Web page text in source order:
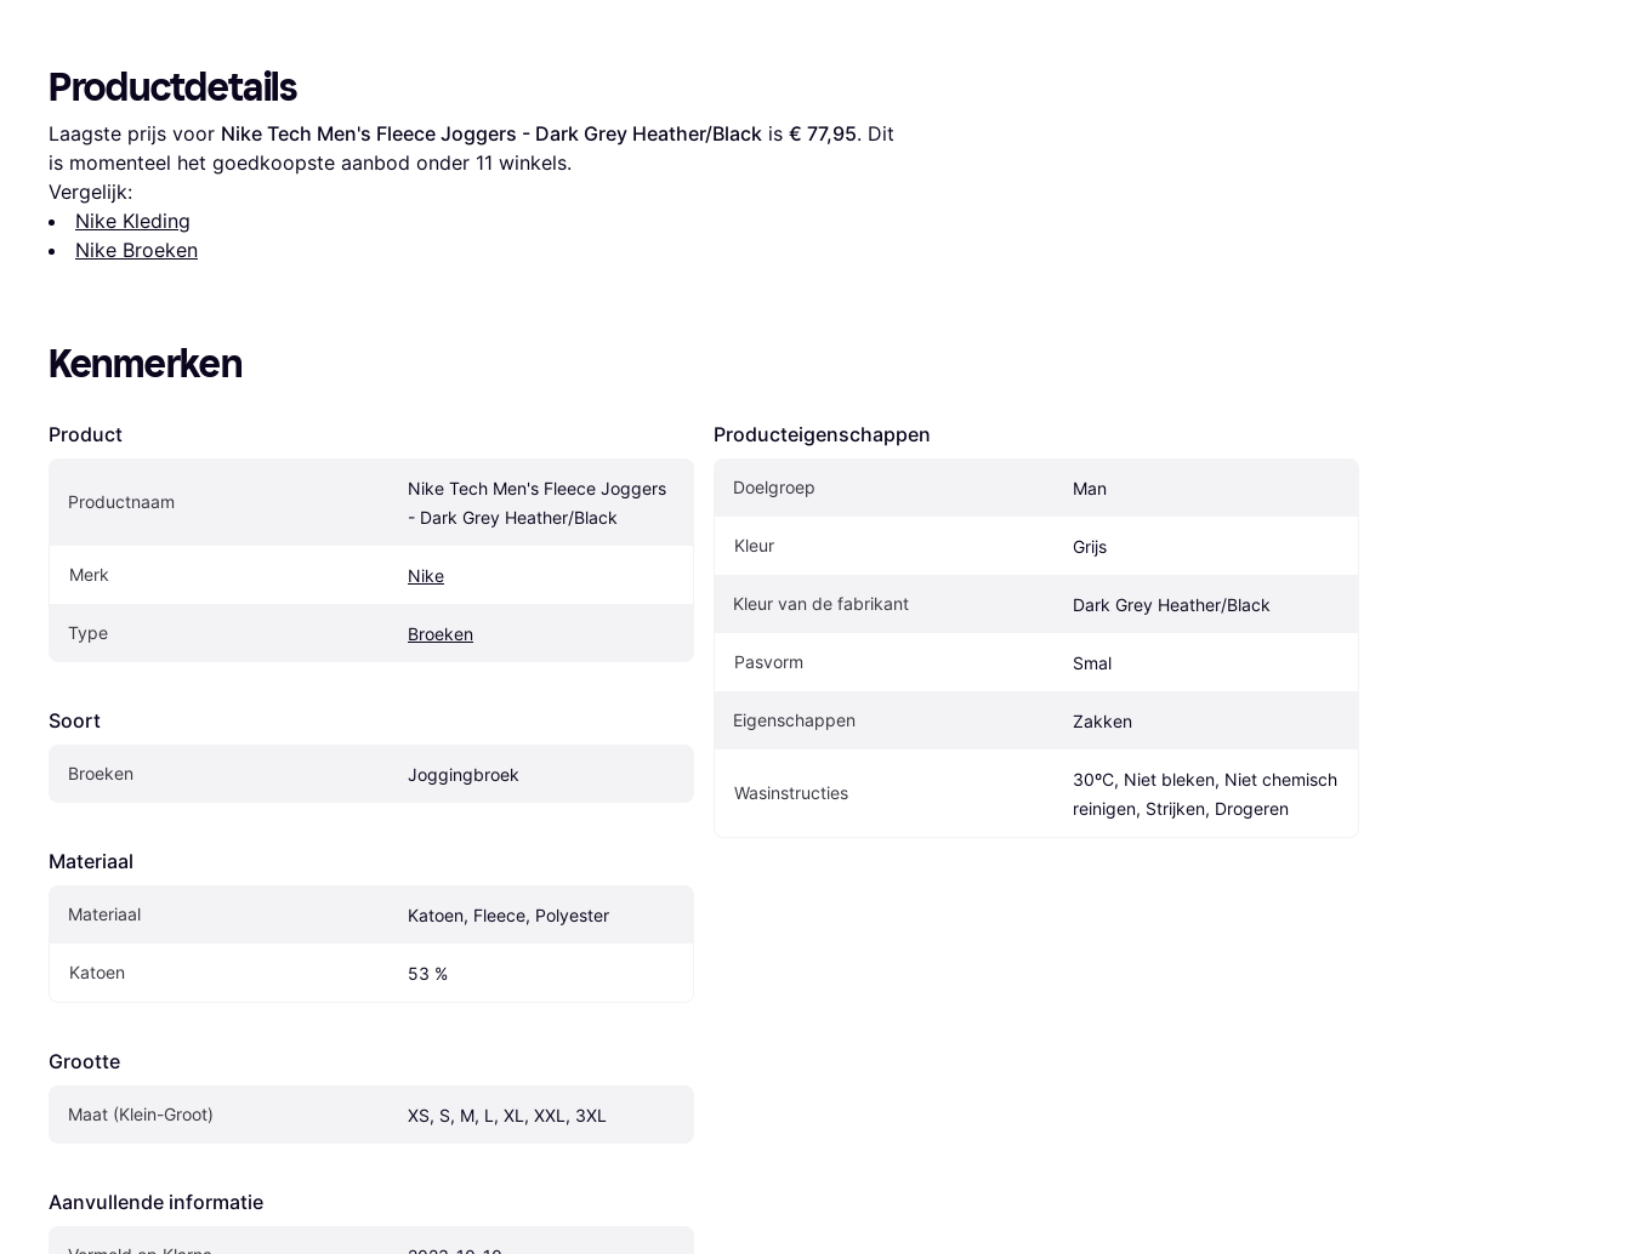
Productdetails
Laagste prijs voor Nike Tech Men's Fleece Joggers - Dark Grey Heather/Black is € 77,95. Dit
is momenteel het goedkoopste aanbod onder 11 winkels.
Vergelijk:
Nike Kleding
Nike Broeken
Kenmerken
Product
Productnaam
Nike Tech Men's Fleece Joggers
- Dark Grey Heather/Black
Merk Nike
Type Broeken
Soort
Broeken Joggingbroek
Materiaal
Materiaal Katoen, Fleece, Polyester
Katoen 53 %
Grootte
Maat (Klein-Groot) XS, S, M, L, XL, XXL, 3XL
Aanvullende informatie
Producteigenschappen
Doelgroep Man
Kleur Grijs
Kleur van de fabrikant Dark Grey Heather/Black
Pasvorm Smal
Eigenschappen Zakken
Wasinstructies
30ºC, Niet bleken, Niet chemisch
reinigen, Strijken, Drogeren